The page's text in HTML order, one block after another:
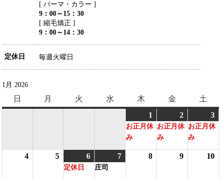
[ パーマ・カラー ]
9：00～15：30
[ 縮毛矯正 ]
9：00～14：30
定休日 毎週火曜日
1月 2026
日
曜
月
曜
火
曜
水
曜
木
曜
日
金
曜
日
土
曜
日
1
年
月
件
の
イ
お正月休
み
2
年
月
件
の
イ
お正月休
み
3
お正月休
み
4 5
年
6
年
件
定休日
7
庄司
8 9 10